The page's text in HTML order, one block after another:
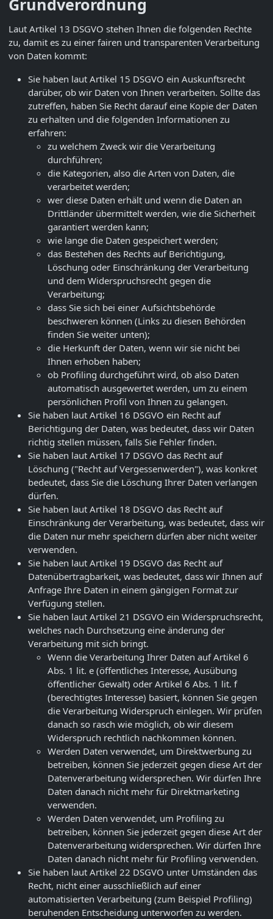
Laut Artikel 13 DSGVO stehen Ihnen die folgenden Rechte
zu, damit es zu einer fairen und transparenten Verarbeitung
von Daten kommt:
Sie haben laut Artikel 15 DSGVO ein Auskunftsrecht
darüber, ob wir Daten von Ihnen verarbeiten. Sollte das
zutreffen, haben Sie Recht darauf eine Kopie der Daten
zu erhalten und die folgenden Informationen zu
erfahren:
zu welchem Zweck wir die Verarbeitung
durchführen;
die Kategorien, also die Arten von Daten, die
verarbeitet werden;
wer diese Daten erhält und wenn die Daten an
Drittländer übermittelt werden, wie die Sicherheit
garantiert werden kann;
wie lange die Daten gespeichert werden;
das Bestehen des Rechts auf Berichtigung,
Löschung oder Einschränkung der Verarbeitung
und dem Widerspruchsrecht gegen die
Verarbeitung;
dass Sie sich bei einer Aufsichtsbehörde
beschweren können (Links zu diesen Behörden
finden Sie weiter unten);
die Herkunft der Daten, wenn wir sie nicht bei
Ihnen erhoben haben;
ob Profiling durchgeführt wird, ob also Daten
automatisch ausgewertet werden, um zu einem
persönlichen Profil von Ihnen zu gelangen.
Sie haben laut Artikel 16 DSGVO ein Recht auf
Berichtigung der Daten, was bedeutet, dass wir Daten
richtig stellen müssen, falls Sie Fehler finden.
Sie haben laut Artikel 17 DSGVO das Recht auf
Löschung ("Recht auf Vergessenwerden"), was konkret
bedeutet, dass Sie die Löschung Ihrer Daten verlangen
dürfen.
Sie haben laut Artikel 18 DSGVO das Recht auf
Einschränkung der Verarbeitung, was bedeutet, dass wir
die Daten nur mehr speichern dürfen aber nicht weiter
verwenden.
Sie haben laut Artikel 19 DSGVO das Recht auf
Datenübertragbarkeit, was bedeutet, dass wir Ihnen auf
Anfrage Ihre Daten in einem gängigen Format zur
Verfügung stellen.
Sie haben laut Artikel 21 DSGVO ein Widerspruchsrecht,
welches nach Durchsetzung eine änderung der
Verarbeitung mit sich bringt.
Wenn die Verarbeitung Ihrer Daten auf Artikel 6
Abs. 1 lit. e (öffentliches Interesse, Ausübung
öffentlicher Gewalt) oder Artikel 6 Abs. 1 lit. f
(berechtigtes Interesse) basiert, können Sie gegen
die Verarbeitung Widerspruch einlegen. Wir prüfen
danach so rasch wie möglich, ob wir diesem
Widerspruch rechtlich nachkommen können.
Werden Daten verwendet, um Direktwerbung zu
betreiben, können Sie jederzeit gegen diese Art der
Datenverarbeitung widersprechen. Wir dürfen Ihre
Daten danach nicht mehr für Direktmarketing
verwenden.
Werden Daten verwendet, um Profiling zu
betreiben, können Sie jederzeit gegen diese Art der
Datenverarbeitung widersprechen. Wir dürfen Ihre
Daten danach nicht mehr für Profiling verwenden.
Sie haben laut Artikel 22 DSGVO unter Umständen das
Recht, nicht einer ausschließlich auf einer
automatisierten Verarbeitung (zum Beispiel Profiling)
beruhenden Entscheidung unterworfen zu werden.